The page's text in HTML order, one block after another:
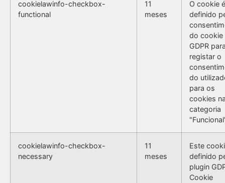
cookielawinfo-checkbox-
functional
11
meses
O cookie é
definido
do cookie
GDPR
registar o
do
para os
cookies
categoria
cookielawinfo-checkbox-
necessary
11
meses
Este
definido
plugin
Cookie